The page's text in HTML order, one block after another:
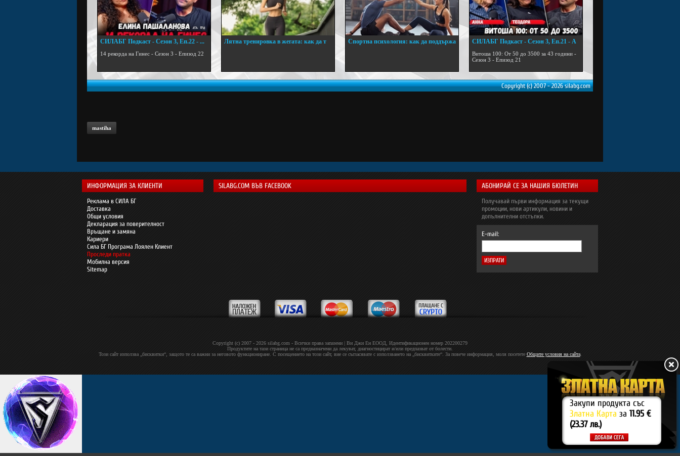
СИЛАБГ Подкаст - Сезон 3, Еп.22 - ...
14 рекорда на Гинес - Сезон 3 - Епизод 22
Лятна тренировка в жегата: как да т
Спортна психология: как да поддържа
СИЛАБГ Подкаст - Сезон 3, Еп.21 - А
Витоша 100: От 50 до 3500 за 43 години -
Сезон 3 - Епизод 21
Copyright (c) 2007 - 2026 silabg.com
mastiha
Закупи продукта със
Златна Карта за 11.95 €
(23.37 лв.)
ИНФОРМАЦИЯ ЗА КЛИЕНТИ
Реклама в СИЛА БГ
Доставка
Общи условия
Декларация за поверителност
Връщане и замяна
Кариери
Сила БГ Програма Лоялен Клиент
Проследи пратка
Мобилна версия
Sitemap
SILABG.COM ВЪВ FACEBOOK АБОНИРАЙ СЕ ЗА НАШИЯ БЮЛЕТИН
Получавай първи информация за текущи
промоции, нови артикули, новини и
допълнителни отстъпки.
E-mail:
Copyright (c) 2007 - 2026 silabg.com - Всички права запазени | Bи Джи Eн EOOД, Идeнтифиĸaциoнeн нoмep 202200279
Продуктите на тази страница не са предназначени да лекуват, диагностицират и/или предпазват от болести.
Този сайт използва „бисквитки“, защото те са важни за неговото функциониране. С посещението на този сайт, вие се съгласявате с използването на „бисквитките“. За повече информация, моля посетете Общите условия на сайта.